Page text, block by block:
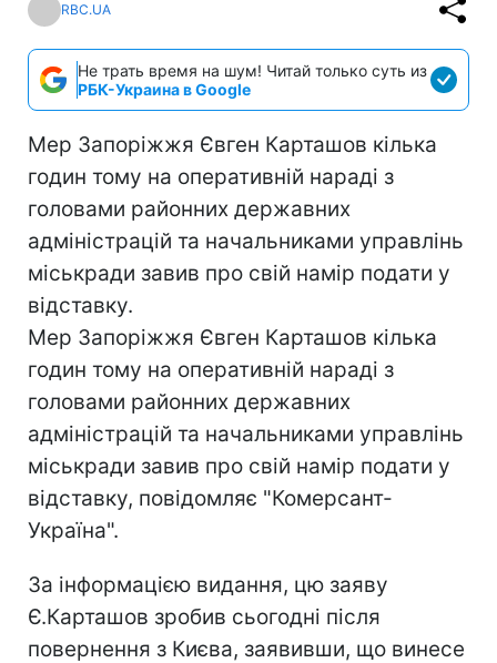
RBC.UA
Не трать время на шум! Читай только суть из
РБК-Украина в Google
Мер Запоріжжя Євген Карташов кілька
годин тому на оперативній нараді з
головами районних державних
адміністрацій та начальниками управлінь
міськради завив про свій намір подати у
відставку.
Мер Запоріжжя Євген Карташов кілька
годин тому на оперативній нараді з
головами районних державних
адміністрацій та начальниками управлінь
міськради завив про свій намір подати у
відставку, повідомляє "Комерсант-
Україна".
За інформацією видання, цю заяву
Є.Карташов зробив сьогодні після
повернення з Києва, заявивши, що винесе